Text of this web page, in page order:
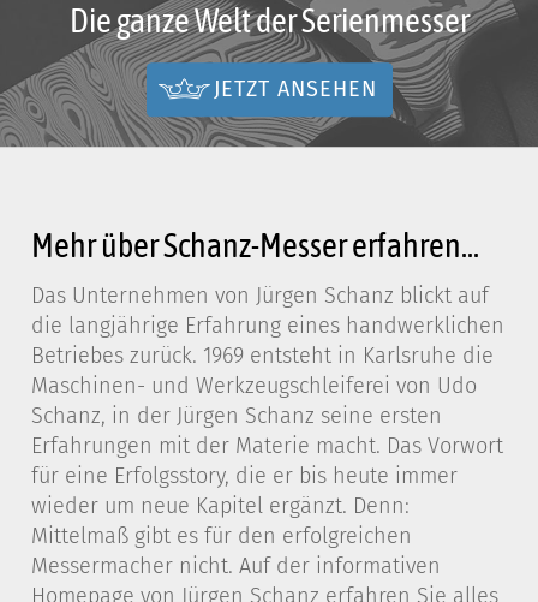
Die ganze Welt der Serienmesser
JETZT ANSEHEN
Mehr über Schanz-Messer erfahren...
Das Unternehmen von Jürgen Schanz blickt auf
die langjährige Erfahrung eines handwerklichen
Betriebes zurück. 1969 entsteht in Karlsruhe die
Maschinen- und Werkzeugschleiferei von Udo
Schanz, in der Jürgen Schanz seine ersten
Erfahrungen mit der Materie macht. Das Vorwort
für eine Erfolgsstory, die er bis heute immer
wieder um neue Kapitel ergänzt. Denn:
Mittelmaß gibt es für den erfolgreichen
Messermacher nicht. Auf der informativen
Homepage von Jürgen Schanz erfahren Sie alles